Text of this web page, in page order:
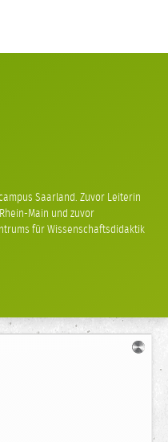
Saarland. Zuvor Leiterin
Main und zuvor
für Wissenschaftsdidaktik